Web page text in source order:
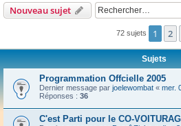
Nouveau sujet
72 sujets 1 2
Sujets
Programmation Offcielle 2005
Dernier message par joelewombat « mer.
Réponses : 36
C'est Parti pour le CO-